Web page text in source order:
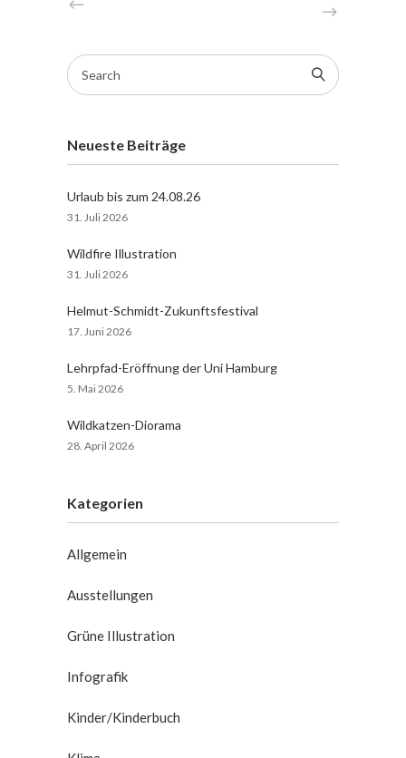
Search
for:
Neueste Beiträge
Urlaub bis zum 24.08.26
31. Juli 2026
Wildfire Illustration
31. Juli 2026
Helmut-Schmidt-Zukunftsfestival
17. Juni 2026
Lehrpfad-Eröffnung der Uni Hamburg
5. Mai 2026
Wildkatzen-Diorama
28. April 2026
Kategorien
Allgemein
Ausstellungen
Grüne Illustration
Infografik
Kinder/Kinderbuch